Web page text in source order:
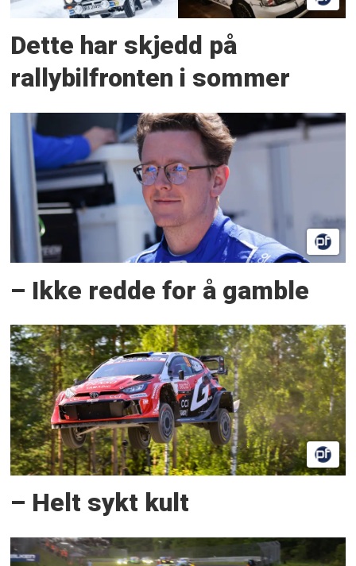
Dette har skjedd på
rallybilfronten i sommer
– Ikke redde for å gamble
– Helt sykt kult